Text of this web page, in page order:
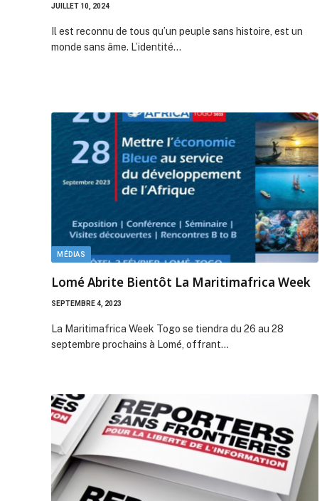
JUILLET 10, 2024
Il est reconnu de tous qu’un peuple sans histoire, est un
monde sans âme. L’identité…
MÉDIAS
Lomé Abrite Bientôt La Maritimafrica Week
SEPTEMBRE 4, 2023
La Maritimafrica Week Togo se tiendra du 26 au 28
septembre prochains à Lomé, offrant…